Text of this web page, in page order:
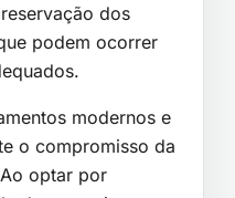
dos
podem ocorrer
modernos e
o compromisso da
optar por